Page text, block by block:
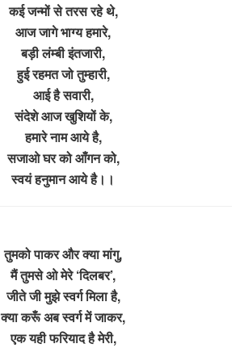
कई जन्मों से तरस रहे थे,
आज जागे भाग्य हमारे,
बड़ी लंम्बी इंतजारी,
हुई रहमत जो तुम्हारी,
आई है सवारी,
संदेशे आज खुशियों के,
हमारे नाम आये है,
सजाओ घर को आँगन को,
स्वयं हनुमान आये है।।
तुमको पाकर और क्या मांगु,
मैं तुमसे ओ मेरे ‘दिलबर’,
जीते जी मुझे स्वर्ग मिला है,
क्या करूँ अब स्वर्ग में जाकर,
एक यही फरियाद है मेरी,